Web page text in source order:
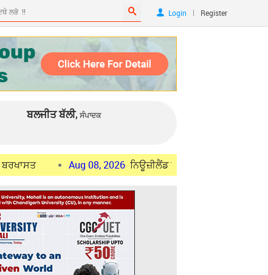
Login | Register
ਬਲਜੀਤ ਬੱਲੀ, ਸੰਪਾਦਕ
Aug 08, 2026 ਨਿਊਜ਼ੀਲੈਂਡ ਵਿੱਚ ਮਾਪਿਆਂ ਦੇ ਰੈਜ਼ੀਡੈਂਟ ਵੀਜ਼ਾ ਲਈ ਨਵੇਂ